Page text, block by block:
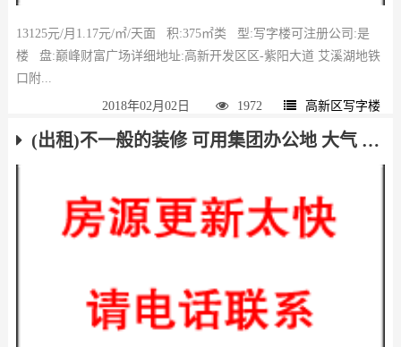
13125元/月1.17元/㎡/天面 积:375㎡类 型:写字楼可注册公司:是
楼 盘:巅峰财富广场详细地址:高新开发区区-紫阳大道 艾溪湖地铁
口附...
2018年02月02日 1972 高新区写字楼
(出租)不一般的装修 可用集团办公地 大气 随时看房